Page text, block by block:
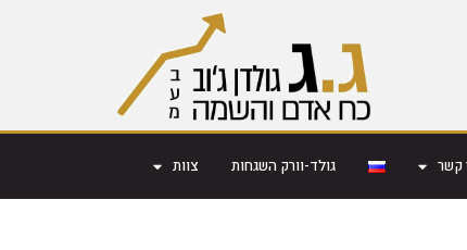
קשר גולד-וורק השגחות צוות